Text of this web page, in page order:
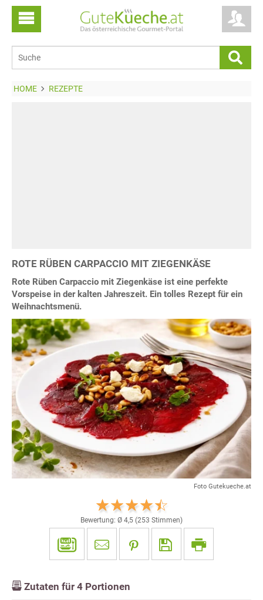
HOME REZEPTE
ROTE RÜBEN CARPACCIO MIT ZIEGENKÄSE
Rote Rüben Carpaccio mit Ziegenkäse ist eine perfekte
Vorspeise in der kalten Jahreszeit. Ein tolles Rezept für ein
Weihnachtsmenü.
Foto Gutekueche.at
Bewertung: Ø 4,5 (253 Stimmen)
Zutaten für 4 Portionen